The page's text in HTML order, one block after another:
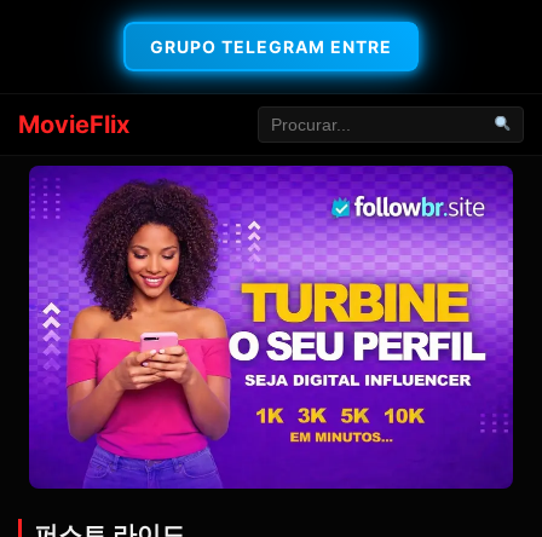
GRUPO TELEGRAM ENTRE
MovieFlix